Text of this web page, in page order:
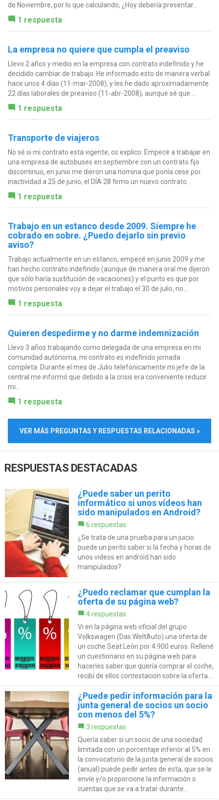
de Noviembre, por lo que calculando, ¿Hoy debería presentar...
1 respuesta
La empresa no quiere que cumpla el preaviso
Llevo 2 años y medio en la empresa con contrato indefinido y he
decidido cambiar de trabajo. He informado esto de manera verbal
hace unos 4 días (11-mar-2008), y les he dado aproximadamente
22 días laborales de preaviso (11-abr-2008), aunque sé que...
1 respuesta
Transporte de viajeros
No sé si mi contrato esta vigente, os explico: Empecé a trabajar en
una empresa de autobuses en septiembre con un contrato fijo
discontinuo, en junio me dieron una nomina que ponía cese por
inactividad a 25 de junio, el DÍA 28 firmo un nuevo contrato...
1 respuesta
Trabajo en un estanco desde 2009. Siempre he
cobrado en sobre. ¿Puedo dejarlo sin previo
aviso?
Trabajo actualmente en un estanco, empecé en junio 2009 y me
han hecho contrato indefinido (aunque de manera oral me dijeron
que sólo haría sustitución de vacaciones) y el punto es que por
motivos personales voy a dejar el trabajo el 30 de julio, no...
1 respuesta
Quieren despedirme y no darme indemnización
Llevo 3 años trabajando como delegada de una empresa en mi
comunidad autónoma, mi contrato es indefinido jornada
completa. Durante el mes de Julio telefónicamente mi jefe de la
central me informó que debido a la crisis era conveniente reducir
mi...
1 respuesta
VER MÁS PREGUNTAS Y RESPUESTAS RELACIONADAS »
RESPUESTAS DESTACADAS
¿Puede saber un perito
informático si unos vídeos han
sido manipulados en Android?
6 respuestas
¿Se trata de una prueba para un juicio
puede un perito saber si la fecha y horas de
unos videos en android han sido
manipulados?
¿Puedo reclamar que cumplan la
oferta de su página web?
4 respuestas
Vi en la página web oficial del grupo
Volkswagen (Das WeltAuto) una oferta de
un coche Seat León por 4.900 euros. Rellené
un cuestionario en su página web para
hacerles saber que quería comprar el coche,
recibí de ellos contestación sobre la oferta...
¿Puede pedir información para la
junta general de socios un socio
con menos del 5%?
3 respuestas
Quería saber si un socio de una sociedad
limitada con un porcentaje inferior al 5% en
la convocatorio de la junta general de socios
(anual) puede pedir antes de esta, que se le
envíe y/o proporcione la información o
cuentas que se va a tratar durante...